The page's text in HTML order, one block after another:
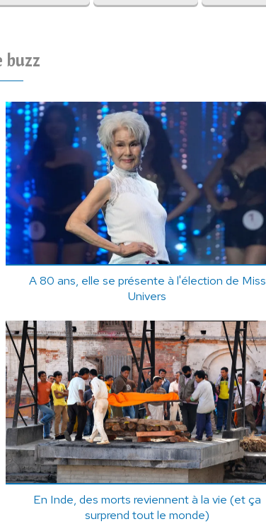
buzz
A 80 ans, elle se présente à l'élection de Miss
Univers
En Inde, des morts reviennent à la vie (et ça
surprend tout le monde)